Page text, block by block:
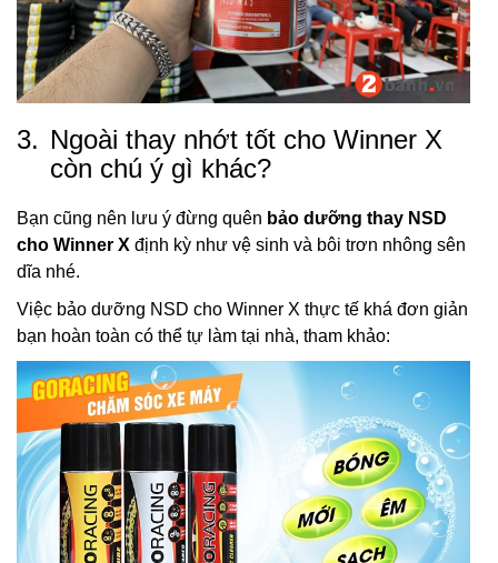
3. Ngoài thay nhớt tốt cho Winner X
còn chú ý gì khác?
Bạn cũng nên lưu ý đừng quên bảo dưỡng thay NSD
cho Winner X định kỳ như vệ sinh và bôi trơn nhông sên
dĩa nhé.
Việc bảo dưỡng NSD cho Winner X thực tế khá đơn giản
bạn hoàn toàn có thể tự làm tại nhà, tham khảo: